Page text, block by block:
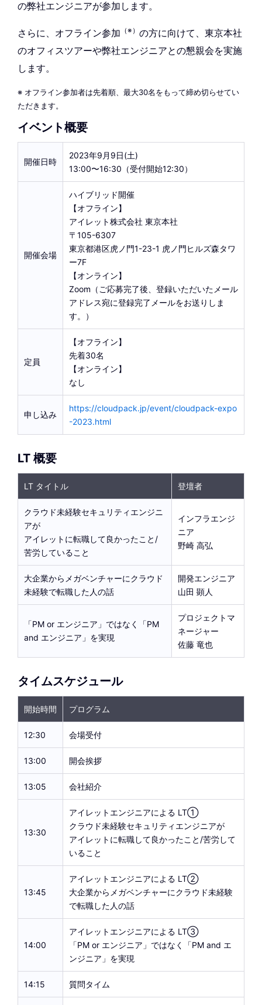
の弊社エンジニアが参加します。
さらに、オフライン参加 （※） の方に向けて、東京本社
のオフィスツアーや弊社エンジニアとの懇親会を実施
します。
※ オフライン参加者は先着順、最大30名をもって締め切らせてい
ただきます。
イベント概要
開催日時
2023年9月9日(土)
13:00〜16:30（受付開始12:30）
開催会場
ハイブリッド開催
【オフライン】
アイレット株式会社 東京本社
〒105-6307
東京都港区虎ノ門1-23-1 虎ノ門ヒルズ森タワ
ー7F
【オンライン】
Zoom（ご応募完了後、登録いただいたメール
アドレス宛に登録完了メールをお送りしま
す。）
定員
【オフライン】
先着30名
【オンライン】
なし
申し込み
https://cloudpack.jp/event/cloudpack-expo
-2023.html
LT 概要
LT タイトル 登壇者
クラウド未経験セキュリティエンジニ
アが
アイレットに転職して良かったこと/
苦労していること
インフラエンジ
ニア
野崎 高弘
大企業からメガベンチャーにクラウド
未経験で転職した人の話
開発エンジニア
山田 顕人
「PM or エンジニア」ではなく「PM
and エンジニア」を実現
プロジェクトマ
ネージャー
佐藤 竜也
タイムスケジュール
開始時間 プログラム
12:30 会場受付
13:00 開会挨拶
13:05 会社紹介
13:30
アイレットエンジニアによる LT①
クラウド未経験セキュリティエンジニアが
アイレットに転職して良かったこと/苦労して
いること
13:45
アイレットエンジニアによる LT②
大企業からメガベンチャーにクラウド未経験
で転職した人の話
14:00
アイレットエンジニアによる LT③
「PM or エンジニア」ではなく「PM and エ
ンジニア」を実現
14:15 質問タイム